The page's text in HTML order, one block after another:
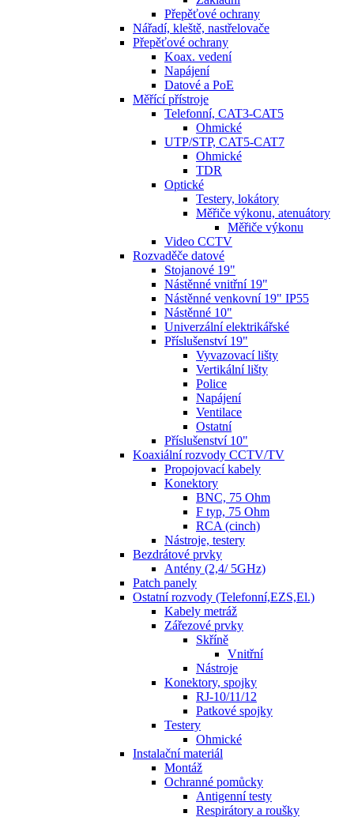
Přepěťové ochrany
Nářadí, kleště, nastřelovače
Přepěťové ochrany
Koax. vedení
Napájení
Datové a PoE
Měřící přístroje
Telefonní, CAT3-CAT5
Ohmické
UTP/STP, CAT5-CAT7
Ohmické
TDR
Optické
Testery, lokátory
Měřiče výkonu, atenuátory
Měřiče výkonu
Video CCTV
Rozvaděče datové
Stojanové 19"
Nástěnné vnitřní 19"
Nástěnné venkovní 19" IP55
Nástěnné 10"
Univerzální elektrikářské
Příslušenství 19"
Vyvazovací lišty
Vertikální lišty
Police
Napájení
Ventilace
Ostatní
Příslušenství 10"
Koaxiální rozvody CCTV/TV
Propojovací kabely
Konektory
BNC, 75 Ohm
F typ, 75 Ohm
RCA (cinch)
Nástroje, testery
Bezdrátové prvky
Antény (2,4/ 5GHz)
Patch panely
Ostatní rozvody (Telefonní,EZS,El.)
Kabely metráž
Zářezové prvky
Skříně
Vnitřní
Nástroje
Konektory, spojky
RJ-10/11/12
Patkové spojky
Testery
Ohmické
Instalační materiál
Montáž
Ochranné pomůcky
Antigenní testy
Respirátory a roušky